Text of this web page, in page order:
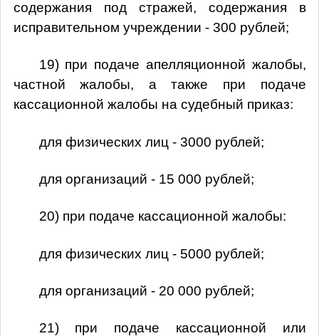
содержания под стражей, содержания в
исправительном учреждении - 300 рублей;
19) при подаче апелляционной жалобы,
частной жалобы, а также при подаче
кассационной жалобы на судебный приказ:
для физических лиц - 3000 рублей;
для организаций - 15 000 рублей;
20) при подаче кассационной жалобы:
для физических лиц - 5000 рублей;
для организаций - 20 000 рублей;
21) при подаче кассационной или